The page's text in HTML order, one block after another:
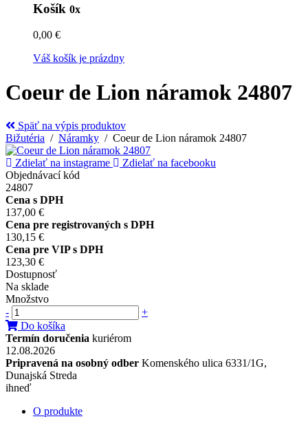
Košík 0x
0,00 €
Váš košík je prázdny
Coeur de Lion náramok 24807
Späť na výpis produktov
Bižutéria / Náramky / Coeur de Lion náramok 24807
Zdielať na instagrame
Zdielať na facebooku
Objednávací kód
24807
Cena s DPH
137,00 €
Cena pre registrovaných s DPH
130,15 €
Cena pre VIP s DPH
123,30 €
Dostupnosť
Na sklade
Množstvo
-
+
Do košíka
Termín doručenia kuriérom
12.08.2026
Pripravená na osobný odber Komenského ulica 6331/1G,
Dunajská Streda
ihneď
O produkte